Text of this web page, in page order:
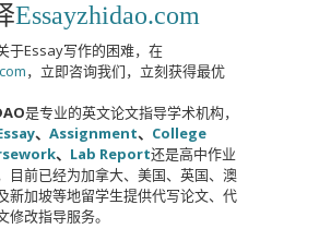
Essayzhidao.com
于Essay写作的困难，在
，立即咨询我们，立刻获得最优
是专业的英文论文指导学术机构，
、 Assignment、 College
、 Lab Report还是高中作业
目前已经为加拿大、美国、英国、澳
新加坡等地留学生提供代写论文、代
修改指导服务。